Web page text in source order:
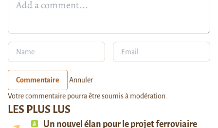
LES PLUS LUS
Un nouvel élan pour le projet ferroviaire
Commentaire Annuler
Votre commentaire pourra être soumis à modération.